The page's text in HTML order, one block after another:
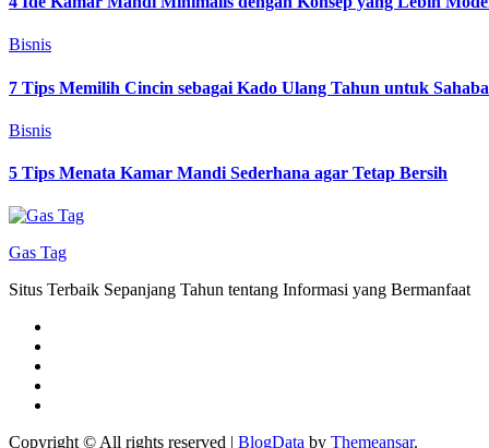
Bisnis
7 Tips Memilih Cincin sebagai Kado Ulang Tahun untuk
Bisnis
5 Tips Menata Kamar Mandi Sederhana agar Tetap Bersih
Gas Tag
Situs Terbaik Sepanjang Tahun tentang Informasi yang Bermanfaat
Copyright © All rights reserved | BlogData by Themeansar.